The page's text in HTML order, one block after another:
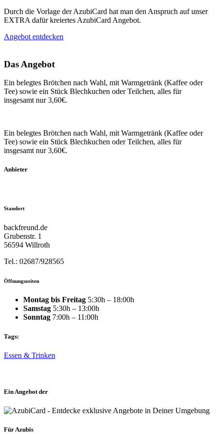
Durch die Vorlage der AzubiCard hat man den Anspruch auf unser
EXTRA dafür kreiertes AzubiCard Angebot.
Angebot entdecken
Das Angebot
Ein belegtes Brötchen nach Wahl, mit Warmgetränk (Kaffee oder
Tee) sowie ein Stück Blechkuchen oder Teilchen, alles für
insgesamt nur 3,60€.
Ein belegtes Brötchen nach Wahl, mit Warmgetränk (Kaffee oder
Tee) sowie ein Stück Blechkuchen oder Teilchen, alles für
insgesamt nur 3,60€.
Anbieter
Standort
backfreund.de
Grubenstr. 1
56594 Willroth
Tel.: 02687/928565
Öffnungszeiten
Montag bis Freitag 5:30h – 18:00h
Samstag 5:30h – 13:00h
Sonntag 7:00h – 11:00h
Tags:
Essen & Trinken
Ein Angebot der
Für Azubis